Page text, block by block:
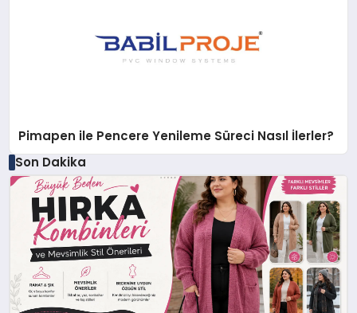
Pimapen ile Pencere Yenileme Süreci Nasıl İlerler?
Son Dakika